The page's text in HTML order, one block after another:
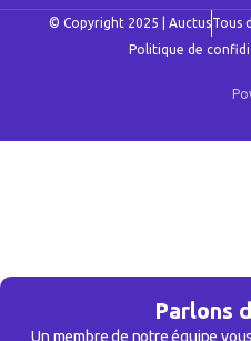
Parlons
Un membre de notre équipe
© Copyright 2025 | AuctusTous
Politique de